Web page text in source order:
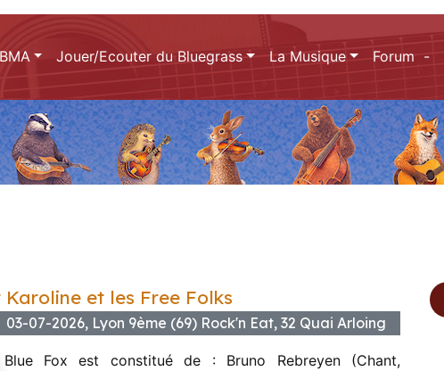
Jouer/Ecouter du Bluegrass La Musique Forum -
et les Free Folks
03-07-2026, Lyon 9ème (69) Rock'n Eat, 32 Quai Arloing
Blue Fox est constitué de : Bruno Rebreyen (Chant,